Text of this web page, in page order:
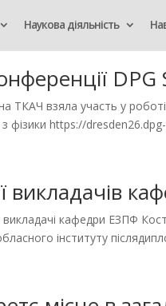
Наукова діяльність
ТКАЧ взяла участь у
з фізики https://
викладачів
викладачі кафедри ЕЗПФ
інституту